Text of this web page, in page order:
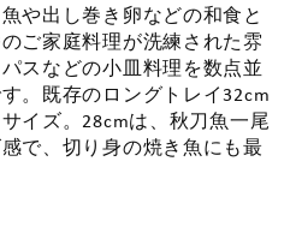
や出し巻き卵などの和食と
ご家庭料理が洗練された雰
スなどの小皿料理を数点並
。既存のロングトレイ32cm
イズ。28cmは、秋刀魚一尾
で、切り身の焼き魚にも最